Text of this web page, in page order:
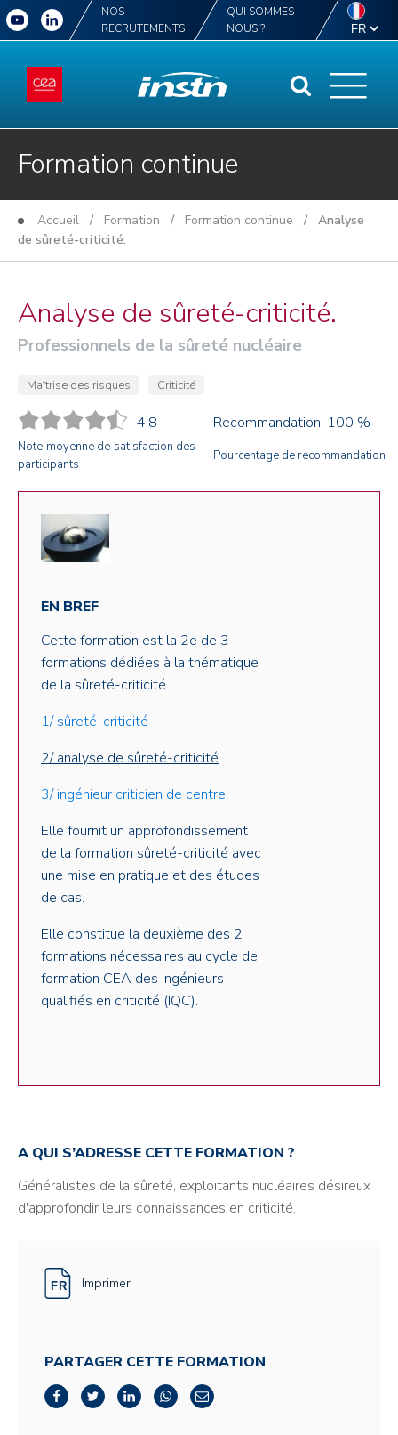
NOS
RECRUTEMENTS
QUI SOMMES-
NOUS ?
Formation continue
Accueil / Formation / Formation continue / Analyse
de sûreté-criticité.
Analyse de sûreté-criticité.
Professionnels de la sûreté nucléaire
Maîtrise des risques Criticité
4.8 Recommandation: 100 %
Note moyenne de satisfaction des
participants
Pourcentage de recommandation
EN BREF
Cette formation est la 2e de 3
formations dédiées à la thématique
de la sûreté-criticité :
1/ sûreté-criticité
2/ analyse de sûreté-criticité
3/ ingénieur criticien de centre
Elle fournit un approfondissement
de la formation sûreté-criticité avec
une mise en pratique et des études
de cas.
Elle constitue la deuxième des 2
formations nécessaires au cycle de
formation CEA des ingénieurs
qualifiés en criticité (IQC).
A QUI S’ADRESSE CETTE FORMATION ?
Généralistes de la sûreté, exploitants nucléaires désireux
d'approfondir leurs connaissances en criticité.
Imprimer
PARTAGER CETTE FORMATION